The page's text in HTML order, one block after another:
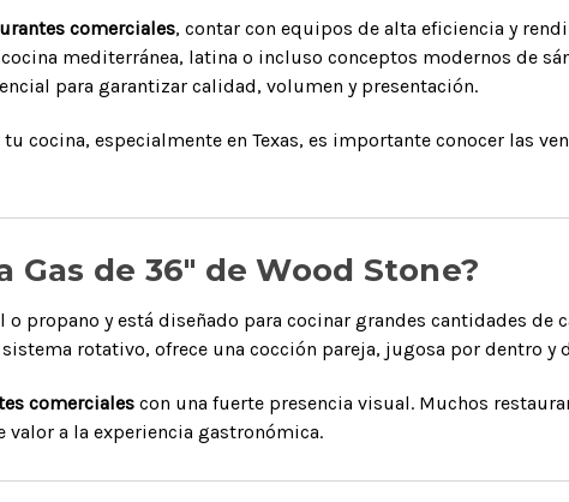
comerciales, contar con equipos de alta eficiencia y
mediterránea, latina o incluso conceptos modernos de
para garantizar calidad, volumen y presentación.
cocina, especialmente en Texas, es importante conocer las
Gas de 36" de Wood Stone?
propano y está diseñado para cocinar grandes cantidades de
rotativo, ofrece una cocción pareja, jugosa por dentro y
comerciales con una fuerte presencia visual. Muchos
valor a la experiencia gastronómica.